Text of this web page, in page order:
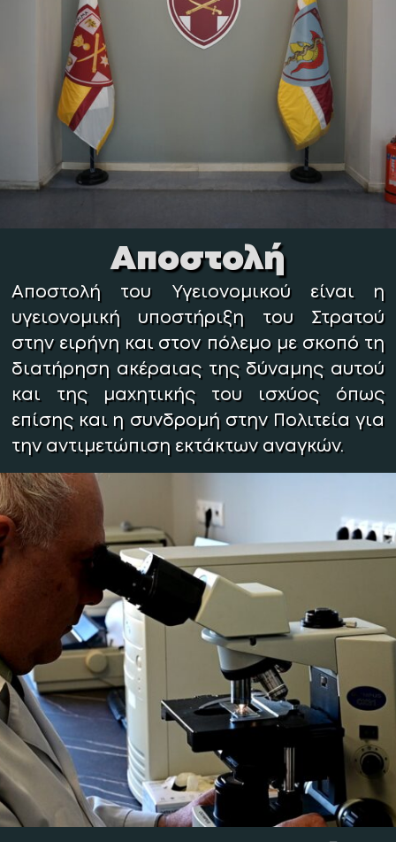
Αποστολή
Αποστολή του Υγειονομικού είναι η
υγειονομική υποστήριξη του Στρατού
στην ειρήνη και στον πόλεμο με σκοπό τη
διατήρηση ακέραιας της δύναμης αυτού
και της μαχητικής του ισχύος όπως
επίσης και η συνδρομή στην Πολιτεία για
την αντιμετώπιση εκτάκτων αναγκών.